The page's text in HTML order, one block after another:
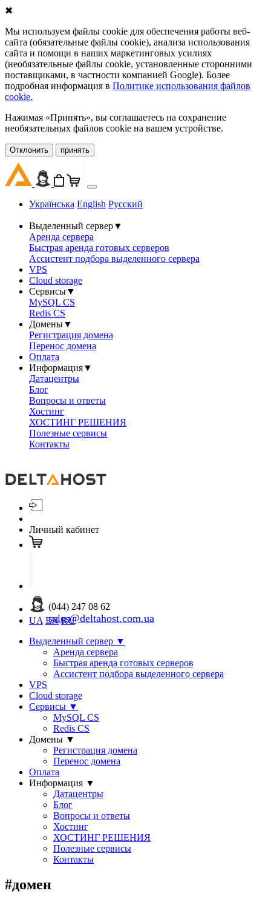
✖
Мы используем файлы cookie для обеспечения работы веб-
сайта (обязательные файлы cookie), анализа использования
сайта и помощи в наших маркетинговых усилиях
(необязательные файлы cookie, установленные сторонними
поставщиками, в частности компанией Google). Более
подробная информация в Политике использования файлов
cookie.
Нажимая «Принять», вы соглашаетесь на сохранение
необязательных файлов cookie на вашем устройстве.
Oтклонить принять
Українська English Русский
Выделенный сервер▼
Аренда сервера
Быстрая аренда готовых серверов
Ассистент подбора выделенного сервера
VPS
Cloud storage
Сервисы▼
MySQL CS
Redis CS
Домены▼
Регистрация домена
Перенос домена
Оплата
Информация▼
Датацентры
Блог
Вопросы и ответы
Хостинг
ХОСТИНГ РЕШЕНИЯ
Полезные сервисы
Контакты
Личный кабинет
(044) 247 08 62
sales@deltahost.com.ua
UA EN RU
Выделенный сервер ▼
Аренда сервера
Быстрая аренда готовых серверов
Ассистент подбора выделенного сервера
VPS
Cloud storage
Сервисы ▼
MySQL CS
Redis CS
Домены ▼
Регистрация домена
Перенос домена
Оплата
Информация ▼
Датацентры
Блог
Вопросы и ответы
Хостинг
ХОСТИНГ РЕШЕНИЯ
Полезные сервисы
Контакты
#домен